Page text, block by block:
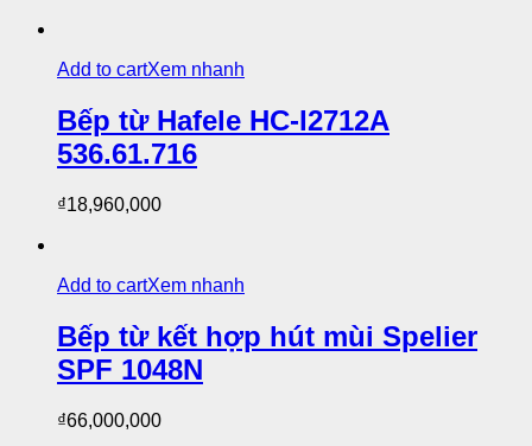
Add to cartXem nhanh
Bếp từ Hafele HC-I2712A
536.61.716
₫18,960,000
Add to cartXem nhanh
Bếp từ kết hợp hút mùi Spelier
SPF 1048N
₫66,000,000